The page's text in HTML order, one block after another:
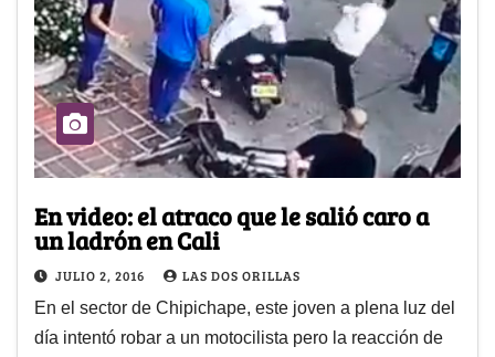
En video: el atraco que le salió caro a
un ladrón en Cali
JULIO 2, 2016 LAS DOS ORILLAS
En el sector de Chipichape, este joven a plena luz del
día intentó robar a un motocilista pero la reacción de